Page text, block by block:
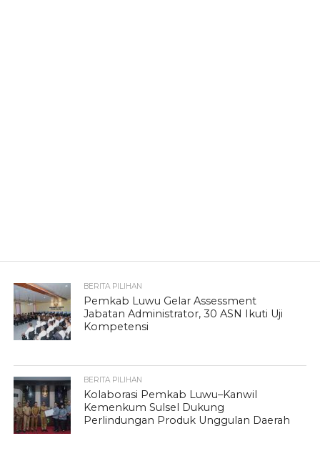
BERITA PILIHAN
Pemkab Luwu Gelar Assessment
Jabatan Administrator, 30 ASN Ikuti Uji
Kompetensi
BERITA PILIHAN
Kolaborasi Pemkab Luwu–Kanwil
Kemenkum Sulsel Dukung
Perlindungan Produk Unggulan Daerah